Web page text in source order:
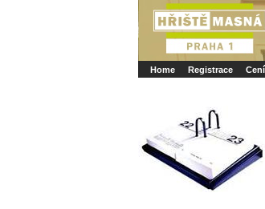
Booker online
Rezervujse - Port�l pro
Home Registrace